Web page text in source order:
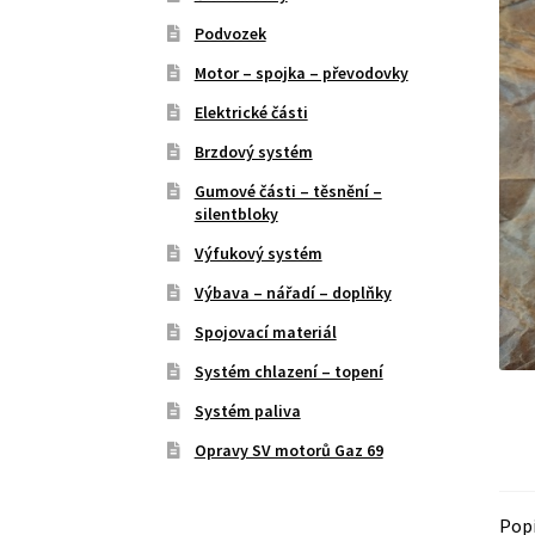
Podvozek
Motor – spojka – převodovky
Elektrické části
Brzdový systém
Gumové části – těsnění –
silentbloky
Výfukový systém
Výbava – nářadí – doplňky
Spojovací materiál
Systém chlazení – topení
Systém paliva
Opravy SV motorů Gaz 69